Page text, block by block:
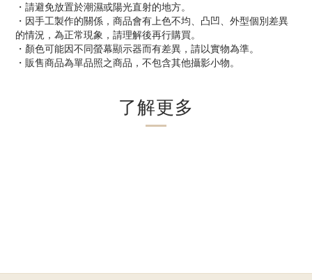
・請避免放置於潮濕或陽光直射的地方。
・因手工製作的關係，商品會有上色不均、凸凹、外型個別差異
的情況，為正常現象，請理解後再行購買。
・顏色可能因不同螢幕顯示器而有差異，請以實物為準。
・販售商品為單品照之商品，不包含其他攝影小物。
了解更多